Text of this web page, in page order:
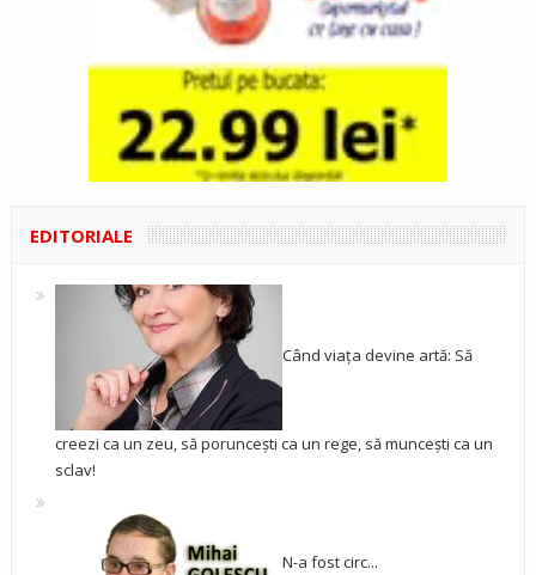
EDITORIALE
Când viața devine artă: Să
creezi ca un zeu, să poruncești ca un rege, să muncești ca un
sclav!
N-a fost circ...